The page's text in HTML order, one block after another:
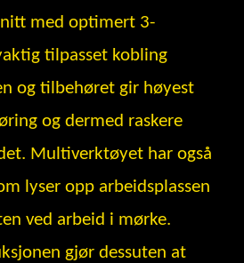
med optimert 3-
tilpasset kobling
og tilbehøret gir høyest
og dermed raskere
Multiverktøyet har også
lyser opp arbeidsplassen
ved arbeid i mørke.
gjør dessuten at